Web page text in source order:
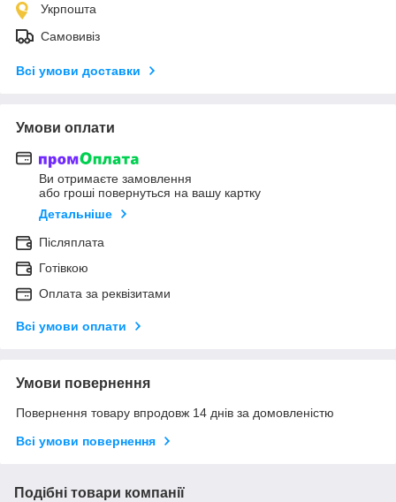
Укрпошта
Самовивіз
Всі умови доставки
Умови оплати
Ви отримаєте замовлення
або гроші повернуться на вашу картку
Детальніше
Післяплата
Готівкою
Оплата за реквізитами
Всі умови оплати
Умови повернення
Повернення товару впродовж 14 днів за домовленістю
Всі умови повернення
Подібні товари компанії